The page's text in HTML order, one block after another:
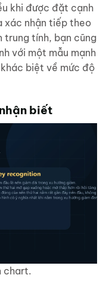
khi được đặt cạnh
xác nhận tiếp theo
trung tính, bạn cũng
với một mẫu mạnh
biệt về mức độ
biết
chart.